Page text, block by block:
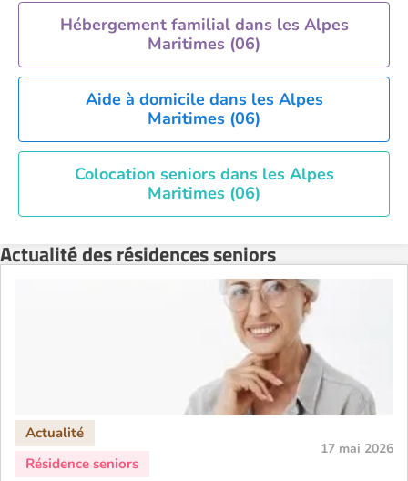
Hébergement familial dans les Alpes
Maritimes (06)
Aide à domicile dans les Alpes
Maritimes (06)
Colocation seniors dans les Alpes
Maritimes (06)
Actualité des résidences seniors
17 mai 2026